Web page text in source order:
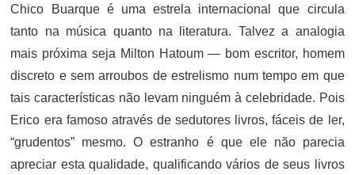
Chico Buarque é uma estrela internacional que circula
tanto na música quanto na literatura. Talvez a analogia
mais próxima seja Milton Hatoum — bom escritor, homem
discreto e sem arroubos de estrelismo num tempo em que
tais características não levam ninguém à celebridade. Pois
Erico era famoso através de sedutores livros, fáceis de ler,
“grudentos” mesmo. O estranho é que ele não parecia
apreciar esta qualidade, qualificando vários de seus livros